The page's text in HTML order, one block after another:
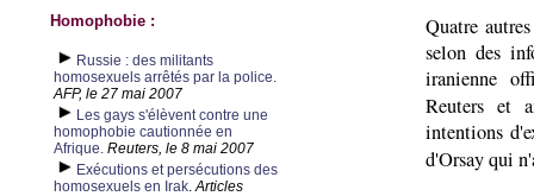
Homophobie :
Russie : des militants
homosexuels arrêtés par la police.
AFP, le 27 mai 2007
Les gays s'élèvent contre une
homophobie cautionnée en
Afrique. Reuters, le 8 mai 2007
Exécutions et persécutions des
homosexuels en Irak.Articles
Quatre
selon des
iranienne
Reuters et
intentions
d'Orsay qui